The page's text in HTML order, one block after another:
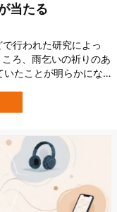
当たる
行われた研究によっ
ろ、雨乞いの祈りのあ
いたことが明らかにな
チームは解釈してい
次の雨が近づいてく